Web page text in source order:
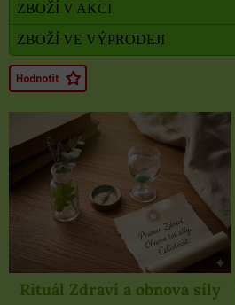
ZBOŽÍ V AKCI
ZBOŽÍ VE VÝPRODEJI
Rituál Zdraví a obnova síly